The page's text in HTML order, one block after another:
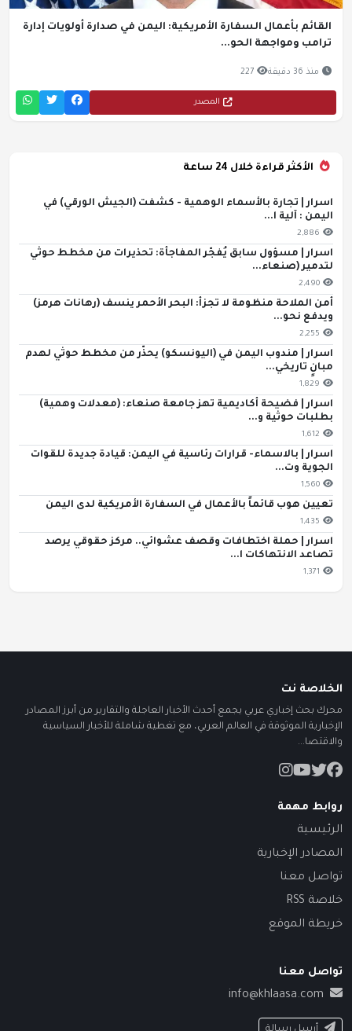
القائم بأعمال السفارة الأمريكية: اليمن في صدارة أولويات إدارة
ترامب ومواجهة الحو...
منذ 36 دقيقة 227
المصدر
الأكثر قراءة خلال 24 ساعة
اسرار | تجارة بالأسماء الوهمية - كشفت (الجيش الورقي) في
اليمن : آلية ا...
2,886
اسرار | مسؤول سابق يُفجّر المفاجأة: تحذيرات من مخطط حوثي
لتدمير (صنعاء...
2,490
أمن الملاحة منظومة لا تجزأ: البحر الأحمر ينسف (رهانات هرمز)
ويدفع نحو...
2,255
اسرار | مندوب اليمن في (اليونسكو) يحذّر من مخطط حوثي لهدم
مبانٍ تاريخي...
1,829
اسرار | فضيحة أكاديمية تهز جامعة صنعاء: (معدلات وهمية)
بطلبات حوثية و...
1,612
اسرار | بالاسماء- قرارات رئاسية في اليمن: قيادة جديدة للقوات
الجوية وت...
1,560
تعيين هوب قائماً بالأعمال في السفارة الأمريكية لدى اليمن
1,435
اسرار | حملة اختطافات وقصف عشوائي.. مركز حقوقي يرصد
تصاعد الانتهاكات ا...
1,371
الخلاصة نت
محرك بحث إخباري عربي يجمع أحدث الأخبار العاجلة والتقارير من أبرز المصادر
الإخبارية الموثوقة في العالم العربي، مع تغطية شاملة للأخبار السياسية
والاقتصا...
روابط مهمة
الرئيسية
المصادر الإخبارية
تواصل معنا
خلاصة RSS
خريطة الموقع
تواصل معنا
info@khlaasa.com